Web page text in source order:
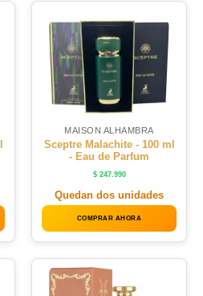
MAISON ALHAMBRA
Sceptre Malachite - 100 ml
- Eau de Parfum
$247.990
Quedan dos unidades
COMPRAR AHORA